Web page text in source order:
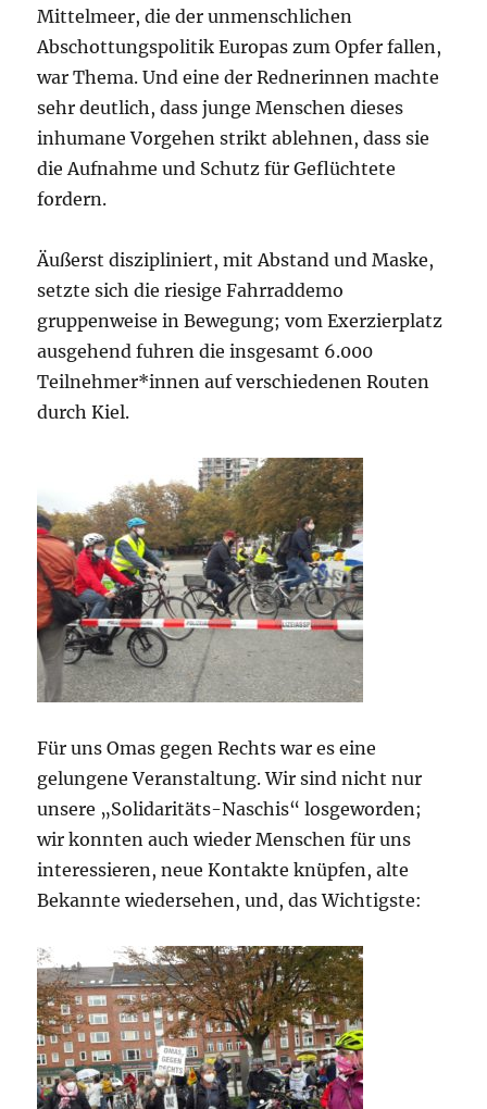
Mittelmeer, die der unmenschlichen
Abschottungspolitik Europas zum Opfer fallen,
war Thema. Und eine der Rednerinnen machte
sehr deutlich, dass junge Menschen dieses
inhumane Vorgehen strikt ablehnen, dass sie
die Aufnahme und Schutz für Geflüchtete
fordern.
Äußerst diszipliniert, mit Abstand und Maske,
setzte sich die riesige Fahrraddemo
gruppenweise in Bewegung; vom Exerzierplatz
ausgehend fuhren die insgesamt 6.000
Teilnehmer*innen auf verschiedenen Routen
durch Kiel.
Für uns Omas gegen Rechts war es eine
gelungene Veranstaltung. Wir sind nicht nur
unsere „Solidaritäts-Naschis“ losgeworden;
wir konnten auch wieder Menschen für uns
interessieren, neue Kontakte knüpfen, alte
Bekannte wiedersehen, und, das Wichtigste: